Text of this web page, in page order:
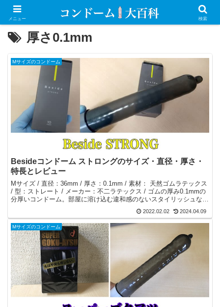
厚さ0.1mm
Mサイズのコンドーム
Besideコンドーム ストロングのサイズ・直径・厚さ・
特長とレビュー
Mサイズ / 直径：36mm / 厚さ：0.1mm / 素材： 天然ゴムラテックス
/ 型：ストレート / メーカー：不二ラテックス / ゴムの厚み0.1mmの
分厚いコンドーム。部屋に溶け込む違和感のないスタイリッシュなパ
2022.02.02 2024.04.09
Mサイズのコンドーム
メニュー 検索